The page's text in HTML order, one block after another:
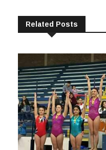
Related Posts